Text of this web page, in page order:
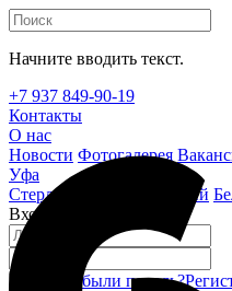
Начните вводить текст.
+7 937 849-90-19
Контакты
О нас
Новости Фотогалерея
Уфа
Стерлитамак
Октябрьский
Вход на сайт
Забыли пароль?